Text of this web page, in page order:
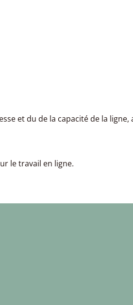
et du de la capacité de la
le travail en ligne.